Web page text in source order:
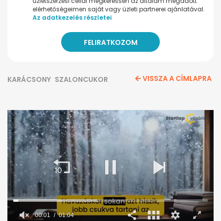
elérhetőségeimen saját vagy üzleti partnerei ajánlatával.
Az adatkezelés részletei
KARÁCSONY SZALONCUKOR VISSZA A CÍMLAPRA
00:02 01:04